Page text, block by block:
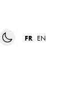
FR EN